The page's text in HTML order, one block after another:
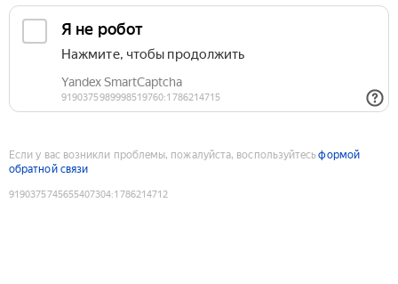
Если у вас возникли проблемы, пожалуйста, воспользуйтесьформой
обратной связи
9190375745655407304:1786214712